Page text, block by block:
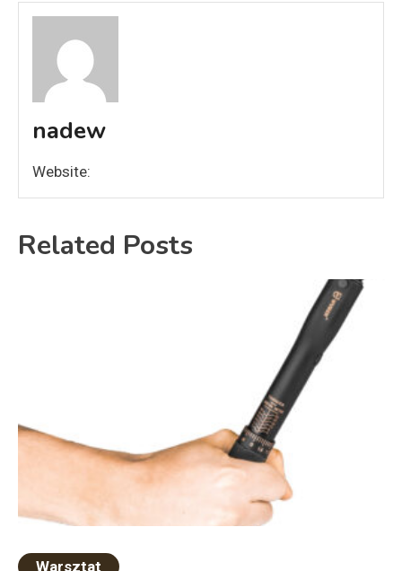
nadew
Website:
Related Posts
Warsztat